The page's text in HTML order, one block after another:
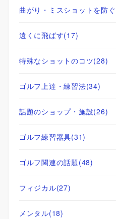
曲がり・ミスショットを防ぐ
遠くに飛ばす(17)
特殊なショットのコツ(28)
ゴルフ上達・練習法(34)
話題のショップ・施設(26)
ゴルフ練習器具(31)
ゴルフ関連の話題(48)
フィジカル(27)
メンタル(18)